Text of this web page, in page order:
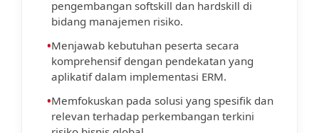
pengembangan softskill dan hardskill di
bidang manajemen risiko.
•Menjawab kebutuhan peserta secara
komprehensif dengan pendekatan yang
aplikatif dalam implementasi ERM.
•Memfokuskan pada solusi yang spesifik dan
relevan terhadap perkembangan terkini